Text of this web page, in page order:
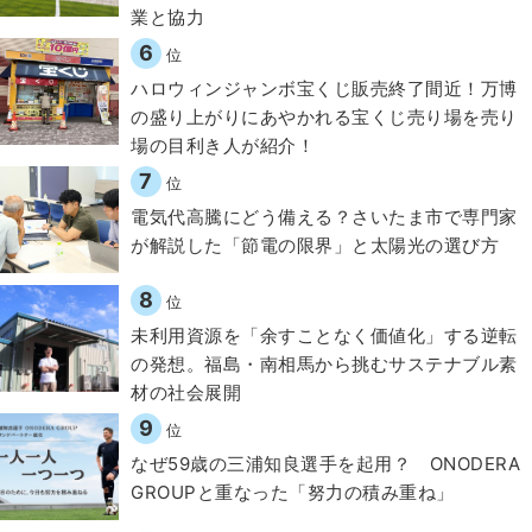
業と協力
6 位
ハロウィンジャンボ宝くじ販売終了間近！万博
の盛り上がりにあやかれる宝くじ売り場を売り
場の目利き人が紹介！
7 位
電気代高騰にどう備える？さいたま市で専門家
が解説した「節電の限界」と太陽光の選び方
8 位
​​未利用資源を「余すことなく価値化」する逆転
の発想。福島・南相馬から挑むサステナブル素
材の社会展開​
9 位
なぜ59歳の三浦知良選手を起用？ ONODERA
GROUPと重なった「努力の積み重ね」